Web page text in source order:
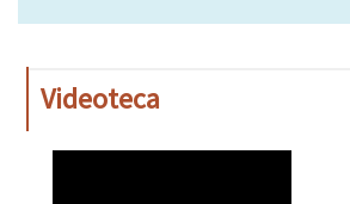
Videoteca